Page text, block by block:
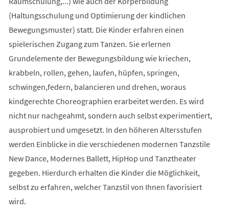
(Haltungsschulung und Optimierung der kindlichen
Bewegungsmuster) statt. Die Kinder erfahren einen
spielerischen Zugang zum Tanzen. Sie erlernen
Grundelemente der Bewegungsbildung wie kriechen,
krabbeln, rollen, gehen, laufen, hüpfen, springen,
schwingen,federn, balancieren und drehen, woraus
kindgerechte Choreographien erarbeitet werden. Es wird
nicht nur nachgeahmt, sondern auch selbst experimentiert,
ausprobiert und umgesetzt. In den höheren Altersstufen
werden Einblicke in die verschiedenen modernen Tanzstile
New Dance, Modernes Ballett, HipHop und Tanztheater
gegeben. Hierdurch erhalten die Kinder die Möglichkeit,
selbst zu erfahren, welcher Tanzstil von Ihnen favorisiert
wird.